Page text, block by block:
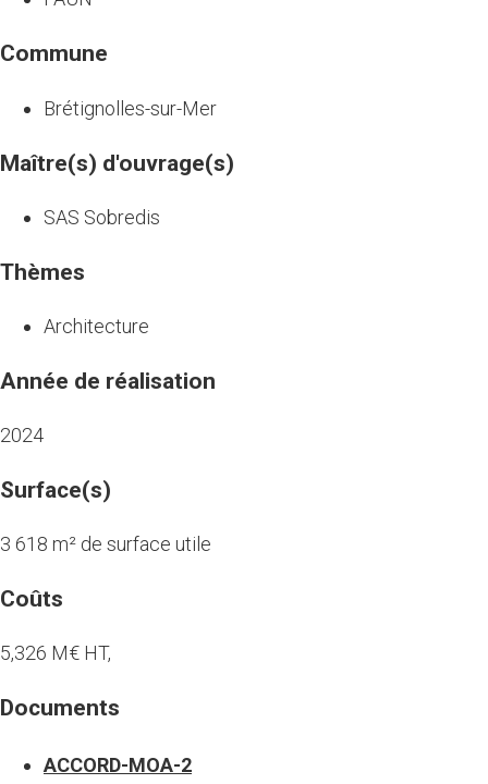
Commune
Brétignolles-sur-Mer
Maître(s) d'ouvrage(s)
SAS Sobredis
Thèmes
Architecture
Année de réalisation
2024
Surface(s)
3 618 m² de surface utile
Coûts
5,326 M€ HT,
Documents
ACCORD-MOA-2